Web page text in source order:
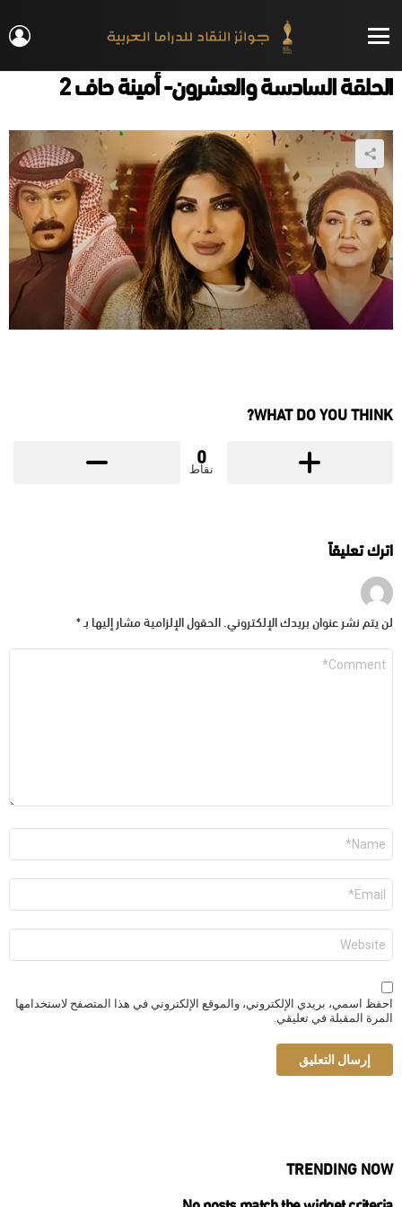
الحلقة السادسة والعشرون- أمينة حاف 2
WHAT DO YOU THINK?
0
نقاط
اترك تعليقاً
لن يتم نشر عنوان بريدك الإلكتروني.الحقول الإلزامية مشار إليها بـ*
البريد
الإلكتروني
*
الموقع
الإلكتروني
احفظ اسمي، بريدي الإلكتروني، والموقع الإلكتروني في هذا المتصفح لاستخدامها
المرة المقبلة في تعليقي.
TRENDING NOW